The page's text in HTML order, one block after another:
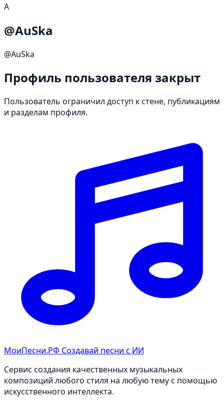
A
@AuSka
@AuSka
Профиль пользователя закрыт
Пользователь ограничил доступ к стене, публикациям
и разделам профиля.
МоиПесни.РФ Создавай песни с ИИ
Сервис создания качественных музыкальных
композиций любого стиля на любую тему с помощью
искусственного интеллекта.